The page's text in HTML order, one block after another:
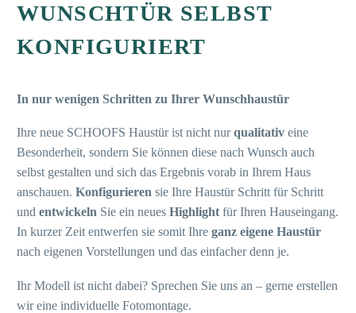
WUNSCHTÜR SELBST
KONFIGURIERT
In nur wenigen Schritten zu Ihrer Wunschhaustür
Ihre neue SCHOOFS Haustür ist nicht nurqualitativ eine
Besonderheit, sondern Sie können diese nach Wunsch auch
selbst gestalten und sich das Ergebnis vorab in Ihrem Haus
anschauen. Konfigurieren sie Ihre Haustür Schritt für Schritt
und entwickeln Sie ein neues Highlight für Ihren Hauseingang.
In kurzer Zeit entwerfen sie somit Ihre ganz eigene Haustür
nach eigenen Vorstellungen und das einfacher denn je.
Ihr Modell ist nicht dabei? Sprechen Sie uns an – gerne erstellen
wir eine individuelle Fotomontage.